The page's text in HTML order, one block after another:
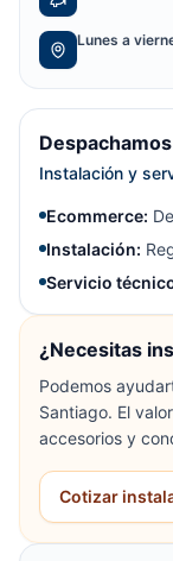
Lunes a
Instalación y
Ecommerce:
Instalación:
Servicio
¿Necesitas
Podemos
Santiago. El
accesorios y
Cotizar